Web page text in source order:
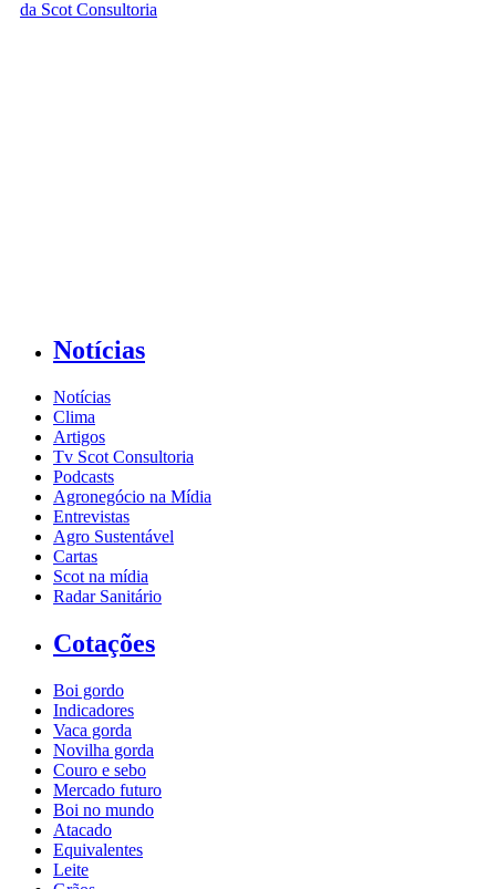
Notícias
Notícias
Clima
Artigos
Tv Scot Consultoria
Podcasts
Agronegócio na Mídia
Entrevistas
Agro Sustentável
Cartas
Scot na mídia
Radar Sanitário
Cotações
Boi gordo
Indicadores
Vaca gorda
Novilha gorda
Couro e sebo
Mercado futuro
Boi no mundo
Atacado
Equivalentes
Leite